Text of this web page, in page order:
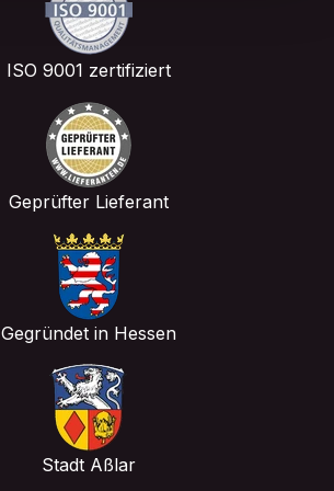
ISO 9001 zertifiziert
Geprüfter Lieferant
Gegründet in Hessen
Stadt Aßlar